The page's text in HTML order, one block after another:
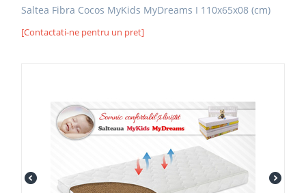
Saltea Fibra Cocos MyKids MyDreams I 110x65x08 (cm)
[Contactati-ne pentru un pret]